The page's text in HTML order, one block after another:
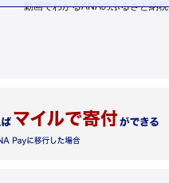
動画でわかるANAのふるさと納税